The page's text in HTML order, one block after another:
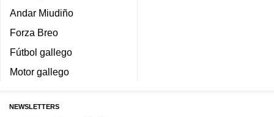
Andar Miudiño
Forza Breo
Fútbol gallego
Motor gallego
NEWSLETTERS